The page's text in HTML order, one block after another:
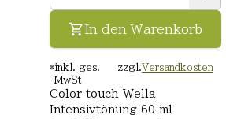
In den Warenkorb
*inkl. ges.
MwSt
zzgl. Versandkosten
Color touch Wella
Intensivtönung 60 ml